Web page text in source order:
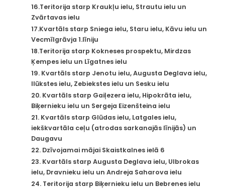
16.Teritorija starp Kraukļu ielu, Strautu ielu un
Zvārtavas ielu
17.Kvartāls starp Sniega ielu, Staru ielu, Kāvu ielu un
Vecmīlgrāvja 1.līniju
18.Teritorija starp Kokneses prospektu, Mirdzas
Ķempes ielu un Līgatnes ielu
19. Kvartāls starp Jenotu ielu, Augusta Deglava ielu,
Ilūkstes ielu, Zebiekstes ielu un Sesku ielu
20. Kvartāls starp Gaiļezera ielu, Hipokrāta ielu,
Biķernieku ielu un Sergeja Eizenšteina ielu
21. Kvartāls starp Glūdas ielu, Latgales ielu,
iekškvartāla ceļu (atrodas sarkanajās līnijās) un
Daugavu
22. Dzīvojamai mājai Skaistkalnes ielā 6
23. Kvartāls starp Augusta Deglava ielu, Ulbrokas
ielu, Dravnieku ielu un Andreja Saharova ielu
24. Teritorija starp Biķernieku ielu un Bebrenes ielu